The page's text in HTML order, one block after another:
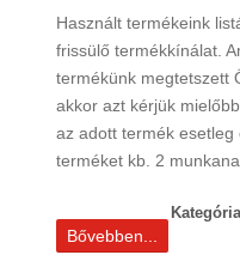
Használt termékeink
frissülő termékkínálat.
termékünk megtetszett
akkor azt kérjük
az adott termék esetleg
terméket kb. 2
Bővebben...